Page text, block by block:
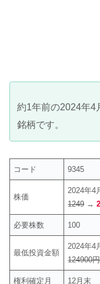
約1年前の2024年4
銘柄です。
コード 9345
株価
2024年4
1249→
必要株数 100
最低投資金額
2024年4
124900円
権利確定月 12月末